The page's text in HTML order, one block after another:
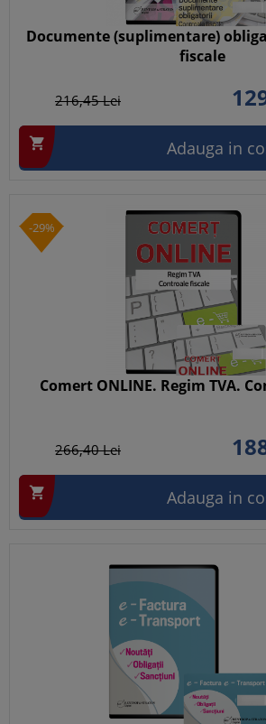
Documente (suplimentare)
fiscale
216,45Lei
 Adauga in
-29%
Comert ONLINE. Regim TVA.
266,40Lei
 Adauga in